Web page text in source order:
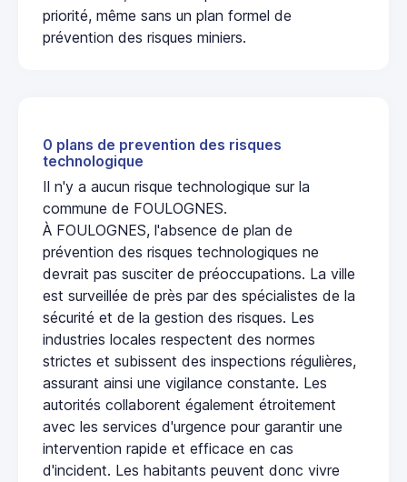
priorité, même sans un plan formel de
prévention des risques miniers.
0 plans de prevention des risques
technologique
Il n'y a aucun risque technologique sur la
commune de FOULOGNES.
À FOULOGNES, l'absence de plan de
prévention des risques technologiques ne
devrait pas susciter de préoccupations. La ville
est surveillée de près par des spécialistes de la
sécurité et de la gestion des risques. Les
industries locales respectent des normes
strictes et subissent des inspections régulières,
assurant ainsi une vigilance constante. Les
autorités collaborent également étroitement
avec les services d'urgence pour garantir une
intervention rapide et efficace en cas
d'incident. Les habitants peuvent donc vivre